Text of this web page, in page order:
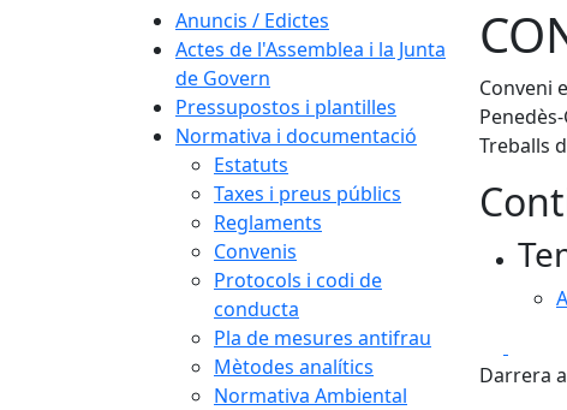
Anuncis / Edictes
Actes de l'Assemblea i la Junta
de Govern
Pressupostos i plantilles
Normativa i documentació
Estatuts
Taxes i preus públics
Reglaments
Convenis
Protocols i codi de
conducta
Pla de mesures antifrau
Mètodes analítics
Normativa Ambiental
Conveni
Treballs
Darrera